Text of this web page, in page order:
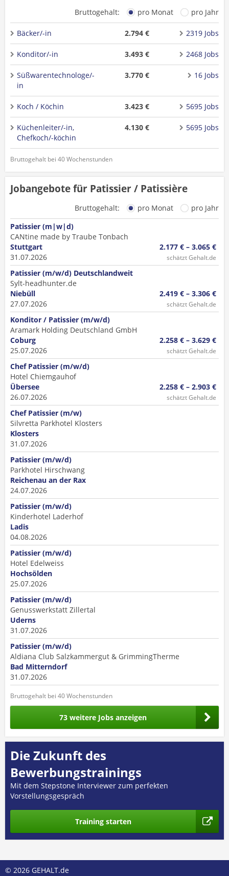
Bruttogehalt: pro Monat pro Jahr
Bäcker/-in 2.794 € 2319 Jobs
Konditor/-in 3.493 € 2468 Jobs
Süßwarentechnologe/-
in
3.770 € 16 Jobs
Koch / Köchin 3.423 € 5695 Jobs
Küchenleiter/-in,
Chefkoch/-köchin
4.130 € 5695 Jobs
Bruttogehalt bei 40 Wochenstunden
Jobangebote für Patissier / Patissière
Bruttogehalt: pro Monat
pro Jahr
Patissier (m|w|d)
CANtine made by Traube Tonbach
Stuttgart
31.07.2026
2.177 € – 3.065 €
schätzt Gehalt.de
Patissier (m/w/d) Deutschlandweit
Sylt-headhunter.de
Niebüll
27.07.2026
2.419 € – 3.306 €
schätzt Gehalt.de
Konditor / Patissier (m/w/d)
Aramark Holding Deutschland GmbH
Coburg
25.07.2026
2.258 € – 3.629 €
schätzt Gehalt.de
Chef Patissier (m/w/d)
Hotel Chiemgauhof
Übersee
26.07.2026
2.258 € – 2.903 €
schätzt Gehalt.de
Chef Patissier (m/w)
Silvretta Parkhotel Klosters
Klosters
31.07.2026
Patissier (m/w/d)
Parkhotel Hirschwang
Reichenau an der Rax
24.07.2026
Patissier (m/w/d)
Kinderhotel Laderhof
Ladis
04.08.2026
Patissier (m/w/d)
Hotel Edelweiss
Hochsölden
25.07.2026
Patissier (m/w/d)
Genusswerkstatt Zillertal
Uderns
31.07.2026
Patissier (m/w/d)
Aldiana Club Salzkammergut & GrimmingTherme
Bad Mitterndorf
31.07.2026
Bruttogehalt bei 40 Wochenstunden
73 weitere Jobs anzeigen
Die Zukunft des
Bewerbungstrainings
Mit dem Stepstone Interviewer zum perfekten
Vorstellungsgespräch
Training starten
© 2026 GEHALT.de